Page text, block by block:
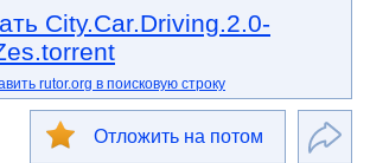
City.Car.Driving.2.0-
rutor.org в поисковую строку
Отложить на потом